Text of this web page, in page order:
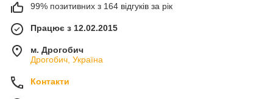
99% позитивних з 164 відгуків за рік
Працює з 12.02.2015
м. Дрогобич
Дрогобич, Україна
Контакти